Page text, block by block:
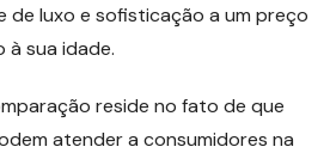
de luxo e sofisticação a um preço
à sua idade.
reside no fato de que
atender a consumidores na